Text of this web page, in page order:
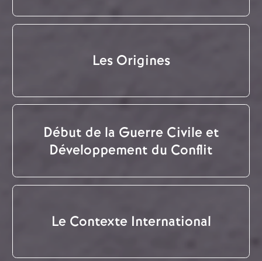
Les Origines
Début de la Guerre Civile et
Développement du Conflit
Le Contexte International